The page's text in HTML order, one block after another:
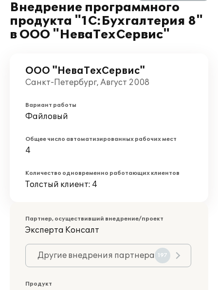
Внедрение программного
продукта "1C:Бухгалтерия 8"
в ООО "НеваТехСервис"
ООО "НеваТехСервис"
Санкт-Петербург, Август 2008
Вариант работы
Файловый
Общее число автоматизированных рабочих мест
4
Количество одновременно работающих клиентов
Толстый клиент: 4
Партнер, осуществивший внедрение/проект
Эксперта Консалт
Другие внедрения партнера 197
Продукт